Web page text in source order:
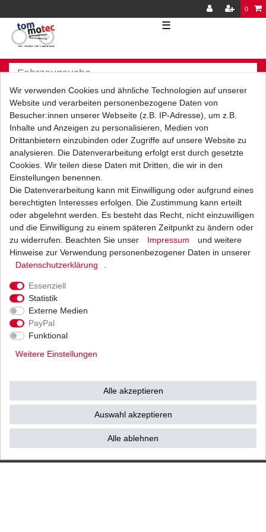
0
☰
Versand
Ab einem Warenwert von
500 Euro versenden wir
die Ware kostenlos zu
Bezahlarten
Vorkasse
Barzahlung bei Abholung in
53783 Eitorf (
Bitte
unbedingt Termin
Impressum
Wir verwenden Cookies und ähnliche Technologien auf unserer
Website und verarbeiten personenbezogene Daten von
Besucher:innen unserer Webseite (z.B. IP-Adresse), um z.B.
Inhalte und Anzeigen zu personalisieren, Medien von
Drittanbietern einzubinden oder Zugriffe auf unsere Website zu
analysieren. Die Datenverarbeitung erfolgt erst durch gesetzte
Cookies. Wir teilen diese Daten mit Dritten, die wir in den
Einstellungen benennen.
Die Datenverarbeitung kann mit Einwilligung oder aufgrund eines
berechtigten Interesses erfolgen. Die Zustimmung kann erteilt
oder abgelehnt werden. Es besteht das Recht, nicht einzuwilligen
und die Einwilligung zu einem späteren Zeitpunkt zu ändern oder
zu widerrufen. Beachten Sie unser
Impressum
und weitere
Hinweise zur Verwendung personenbezogener Daten in unserer
Daten­schutz­erklärung
Essenziell
Statistik
Externe Medien
PayPal
Funktional
Weitere Einstellungen
Alle akzeptieren
Auswahl akzeptieren
Alle ablehnen